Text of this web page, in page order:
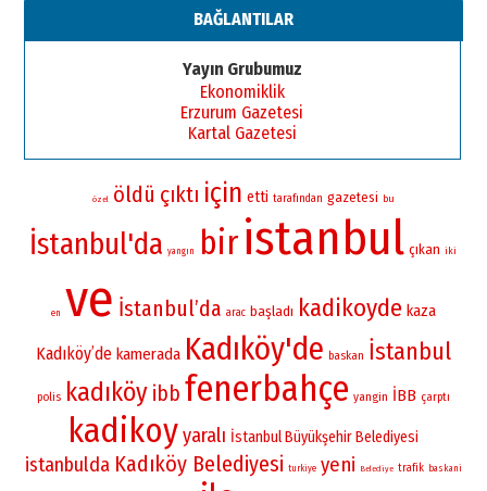
BAĞLANTILAR
Yayın Grubumuz
Ekonomiklik
Erzurum Gazetesi
Kartal Gazetesi
özel öldü çıktı için etti tarafından gazetesi bu
İstanbul'da yangın biristanbul çıkan iki
en ve İstanbul’da arac başladı kadikoyde kaza
Kadıköy’de kamerada Kadıköy'de baskan İstanbul
polis kadıköy ibb fenerbahçe yangin İBB çarptı
kadikoy yaralı İstanbul Büyükşehir Belediyesi
istanbulda Kadıköy Belediyesi turkiye yeni Belediye trafik baskani